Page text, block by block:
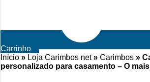
Carrinho
Início » Loja Carimbos net» Carimbos »
personalizado para casamento – O